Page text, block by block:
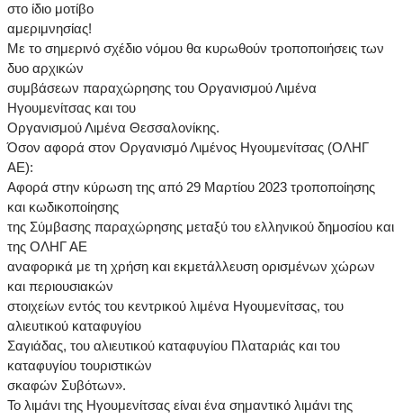
στο ίδιο μοτίβο
αμεριμνησίας!
Με το σημερινό σχέδιο νόμου θα κυρωθούν τροποποιήσεις των
δυο αρχικών
συμβάσεων παραχώρησης του Οργανισμού Λιμένα
Ηγουμενίτσας και του
Οργανισμού Λιμένα Θεσσαλονίκης.
Όσον αφορά στον Οργανισμό Λιμένος Ηγουμενίτσας (ΟΛΗΓ
ΑΕ):
Αφορά στην κύρωση της από 29 Μαρτίου 2023 τροποποίησης
και κωδικοποίησης
της Σύμβασης παραχώρησης μεταξύ του ελληνικού δημοσίου και
της ΟΛΗΓ ΑΕ
αναφορικά με τη χρήση και εκμετάλλευση ορισμένων χώρων
και περιουσιακών
στοιχείων εντός του κεντρικού λιμένα Ηγουμενίτσας, του
αλιευτικού καταφυγίου
Σαγιάδας, του αλιευτικού καταφυγίου Πλαταριάς και του
καταφυγίου τουριστικών
σκαφών Συβότων».
Το λιμάνι της Ηγουμενίτσας είναι ένα σημαντικό λιμάνι της